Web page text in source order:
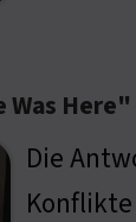
Was Here"
Die